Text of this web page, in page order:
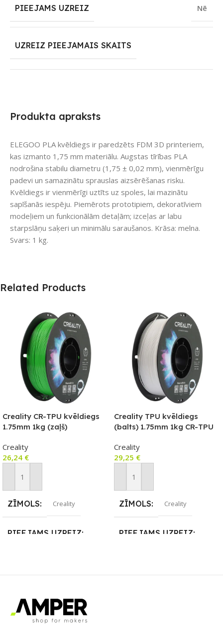
Produkta apraksts
ELEGOO PLA kvēldiegs ir paredzēts FDM 3D printeriem,
kas izmanto 1,75 mm materiālu. Augstas tīrības PLA
nodrošina stabilu diametru (1,75 ± 0,02 mm), vienmērīgu
padevi un samazinātu sprauslas aizsērēšanas risku.
Kvēldiegs ir vienmērīgi uztīts uz spoles, lai mazinātu
sapīšanās iespēju. Piemērots prototipiem, dekoratīviem
modeļiem un funkcionālām detaļām; izceļas ar labu
starpslāņu saķeri un minimālu saraušanos. Krāsa: melna.
Svars: 1 kg.
PIEEJAMS UZREIZ Nē
UZREIZ PIEEJAMAIS SKAITS
Related Products
Creality CR-TPU kvēldiegs
1.75mm 1kg (zaļš)
Creality
26,24 €
Pievienot Grozam
ZĪMOLS Creality
PIEEJAMS UZREIZ
SKAITS
Creality TPU kvēldiegs
(balts) 1.75mm 1kg CR-TPU
Creality
29,25 €
Pievienot Grozam
ZĪMOLS Creality
PIEEJAMS UZREIZ